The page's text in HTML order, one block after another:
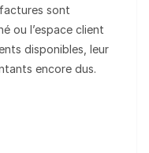
sont
ou l’espace client
disponibles, leur
encore dus.